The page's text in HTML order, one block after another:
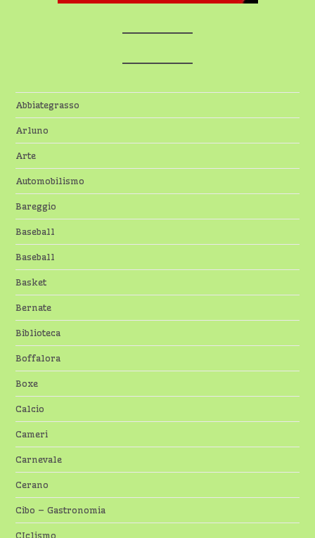
Abbiategrasso
Arluno
Arte
Automobilismo
Bareggio
Baseball
Baseball
Basket
Bernate
Biblioteca
Boffalora
Boxe
Calcio
Cameri
Carnevale
Cerano
Cibo – Gastronomia
CIclismo